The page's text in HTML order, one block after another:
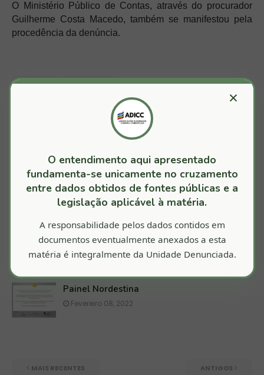
O Ministério Público de Contas, através do procurador
Guilherme Costa Macedo, também se manifestou pela
procedência da denúncia.
AUTORAL CASA NOVA
Nordestina/BA: Crime de Improbidade
Administrativa
Fevereiro 27, 2022
Processo nº 19620e21 - Contra o Prefeito do
Município de Casa Nova WILKER OLIVEIRA
TORRES
Painel Nordestina
Fevereiro 08, 2022
MAIS RECENTES
ANTIGOS
×
O entendimento aqui apresentado
fundamenta-se unicamente no cruzamento
entre dados obtidos de fontes públicas e a
legislação aplicável à matéria.
A responsabilidade pelos dados contidos em
documentos eventualmente anexados a esta
matéria é integralmente da Unidade Denunciada.